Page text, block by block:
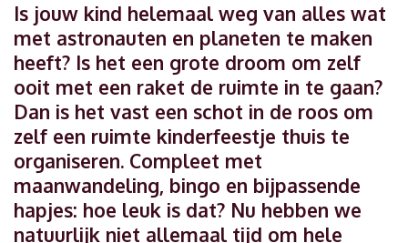
Is jouw kind helemaal weg van alles wat
met astronauten en planeten te maken
heeft? Is het een grote droom om zelf
ooit met een raket de ruimte in te gaan?
Dan is het vast een schot in de roos om
zelf een ruimte kinderfeestje thuis te
organiseren. Compleet met
maanwandeling, bingo en bijpassende
hapjes: hoe leuk is dat? Nu hebben we
natuurlijk niet allemaal tijd om hele